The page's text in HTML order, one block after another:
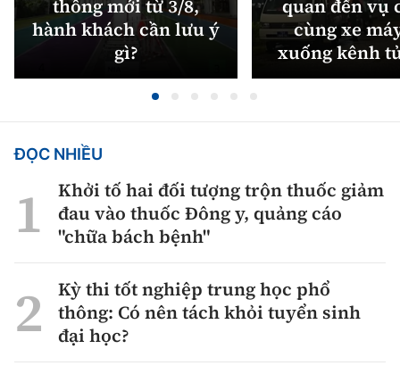
thông mới từ 3/8,
hành khách cần lưu ý
gì?
quan đến vụ
cùng xe
xuống kênh
ĐỌC NHIỀU
Khởi tố hai đối tượng trộn thuốc giảm
đau vào thuốc Đông y, quảng cáo
"chữa bách bệnh"
Kỳ thi tốt nghiệp trung học phổ
thông: Có nên tách khỏi tuyển sinh
đại học?